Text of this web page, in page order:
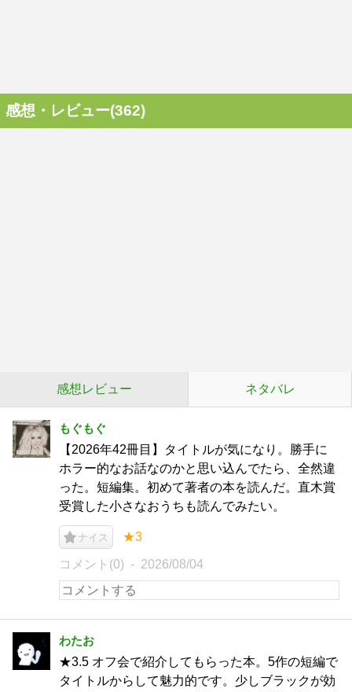
感想・レビュー(362)
感想レビュー ネタバレ
もぐもぐ
【2026年42冊目】タイトルが気になり。勝手に
ホラー的なお話なのかと思い込んでたら、全然違
った。短編集。初めて著者の本を読んだ。直木賞
受賞した小さなおうちも読んでみたい。
ナイス ★3
コメント(0) 2026/08/04
わたお
★3.5 オフ会で紹介してもらった本。5作の短編で
タイトルからして魅力的です。少しブラックが効